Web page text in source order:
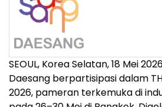
SEOUL, Korea Selatan, 18 Mei
Daesang berpartisipasi dalam
2026, pameran terkemuka di